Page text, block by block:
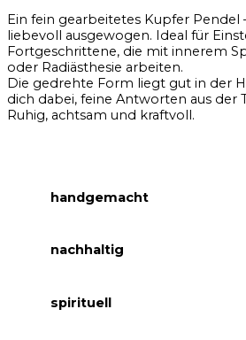
Ein fein gearbeitetes Kupfer Pendel
liebevoll ausgewogen. Ideal für
Fortgeschrittene, die mit innerem
oder Radiästhesie arbeiten.
Die gedrehte Form liegt gut in der
dich dabei, feine Antworten aus der
Ruhig, achtsam und kraftvoll.
handgemacht
nachhaltig
spirituell